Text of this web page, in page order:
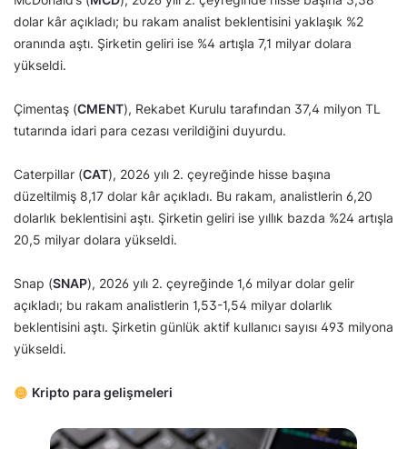
dolar kâr açıkladı; bu rakam analist beklentisini yaklaşık %2
oranında aştı. Şirketin geliri ise %4 artışla 7,1 milyar dolara
yükseldi.
Çimentaş (CMENT), Rekabet Kurulu tarafından 37,4 milyon TL
tutarında idari para cezası verildiğini duyurdu.
Caterpillar (CAT), 2026 yılı 2. çeyreğinde hisse başına
düzeltilmiş 8,17 dolar kâr açıkladı. Bu rakam, analistlerin 6,20
dolarlık beklentisini aştı. Şirketin geliri ise yıllık bazda %24 artışla
20,5 milyar dolara yükseldi.
Snap (SNAP), 2026 yılı 2. çeyreğinde 1,6 milyar dolar gelir
açıkladı; bu rakam analistlerin 1,53-1,54 milyar dolarlık
beklentisini aştı. Şirketin günlük aktif kullanıcı sayısı 493 milyona
yükseldi.
Kripto para gelişmeleri